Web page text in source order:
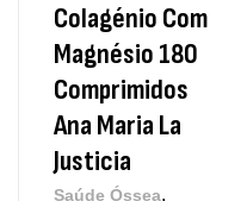
Colagénio Com
Magnésio 180
Comprimidos
Ana Maria La
Justicia
Saúde Óssea,